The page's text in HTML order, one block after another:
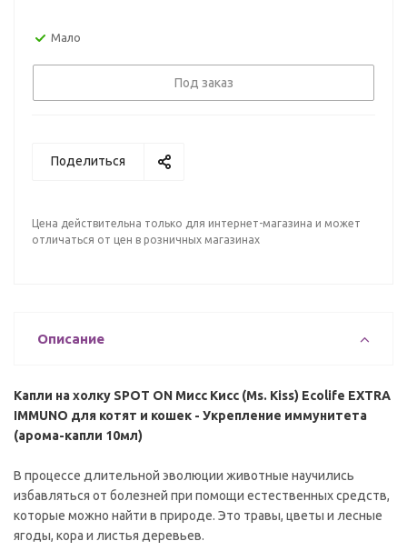
Мало
Под заказ
Поделиться
Цена действительна только для интернет-магазина и может
отличаться от цен в розничных магазинах
Описание
Капли на холку SPOT ON Мисс Кисс (Ms. Kiss) Ecolife EXTRA
IMMUNO для котят и кошек - Укрепление иммунитета
(арома-капли 10мл)
В процессе длительной эволюции животные научились
избавляться от болезней при помощи естественных средств,
которые можно найти в природе. Это травы, цветы и лесные
ягоды, кора и листья деревьев.